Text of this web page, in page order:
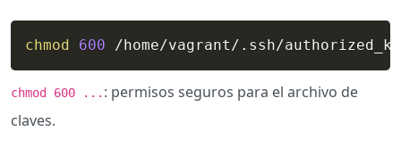
chmod 600 /home/vagrant/.ssh/
chmod 600 ... : permisos seguros para el archivo de
claves.